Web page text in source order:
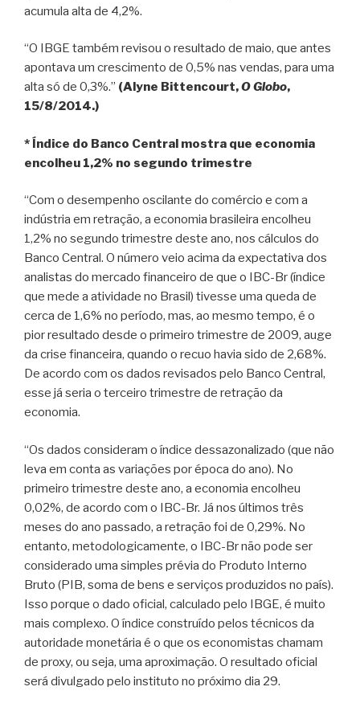
acumula alta de 4,2%.
“O IBGE também revisou o resultado de maio, que antes
apontava um crescimento de 0,5% nas vendas, para uma
alta só de 0,3%.” (Alyne Bittencourt,O Globo,
15/8/2014.)
* Índice do Banco Central mostra que economia
encolheu 1,2% no segundo trimestre
“Com o desempenho oscilante do comércio e com a
indústria em retração, a economia brasileira encolheu
1,2% no segundo trimestre deste ano, nos cálculos do
Banco Central. O número veio acima da expectativa dos
analistas do mercado financeiro de que o IBC-Br (índice
que mede a atividade no Brasil) tivesse uma queda de
cerca de 1,6% no período, mas, ao mesmo tempo, é o
pior resultado desde o primeiro trimestre de 2009, auge
da crise financeira, quando o recuo havia sido de 2,68%.
De acordo com os dados revisados pelo Banco Central,
esse já seria o terceiro trimestre de retração da
economia.
“Os dados consideram o índice dessazonalizado (que não
leva em conta as variações por época do ano). No
primeiro trimestre deste ano, a economia encolheu
0,02%, de acordo com o IBC-Br. Já nos últimos três
meses do ano passado, a retração foi de 0,29%. No
entanto, metodologicamente, o IBC-Br não pode ser
considerado uma simples prévia do Produto Interno
Bruto (PIB, soma de bens e serviços produzidos no país).
Isso porque o dado oficial, calculado pelo IBGE, é muito
mais complexo. O índice construído pelos técnicos da
autoridade monetária é o que os economistas chamam
de proxy, ou seja, uma aproximação. O resultado oficial
será divulgado pelo instituto no próximo dia 29.